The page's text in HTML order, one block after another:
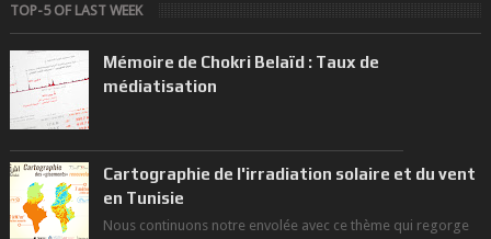
TOP-5 OF LAST WEEK
Mémoire de Chokri Belaïd : Taux de
médiatisation
Cartographie de l'irradiation solaire et du vent
en Tunisie
Nous continuons notre envolée avec ce thème qui regorge